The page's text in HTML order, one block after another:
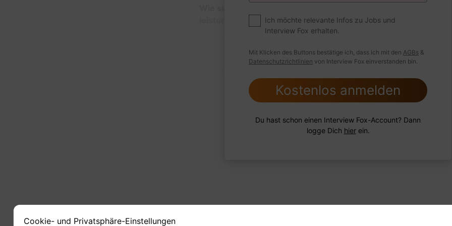
leistungsschwachen Mitarbeiter hatten?
Ich möchte relevante Infos zu Jobs und
Interview Fox erhalten.
Mit Klicken des Buttons bestätige ich, dass ich mit den AGBs &
Datenschutzrichtlinien von Interview Fox einverstanden bin.
Kostenlos anmelden
Du hast schon einen Interview Fox-Account? Dann
logge Dich hierein.
Cookie- und Privatsphäre-Einstellungen